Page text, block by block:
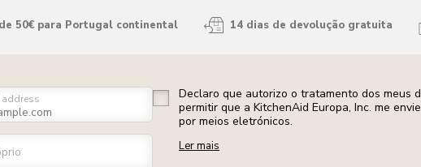
50€ para Portugal continental 14 dias de devolução gratuita
address
Declaro que autorizo o tratamento dos meus
permitir que a KitchenAid Europa, Inc. me
por meios eletrónicos.
Ler mais